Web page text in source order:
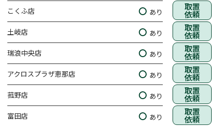
こくふ店 あり 取置
依頼
土岐店 あり 取置
依頼
瑞浪中央店 あり 取置
依頼
アクロスプラザ恵那店 あり 取置
依頼
菰野店 あり 取置
依頼
富田店 あり 取置
依頼